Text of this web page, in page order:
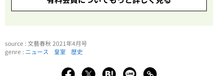
source : 文藝春秋 2021年4月号
genre : ニュース 皇室 歴史